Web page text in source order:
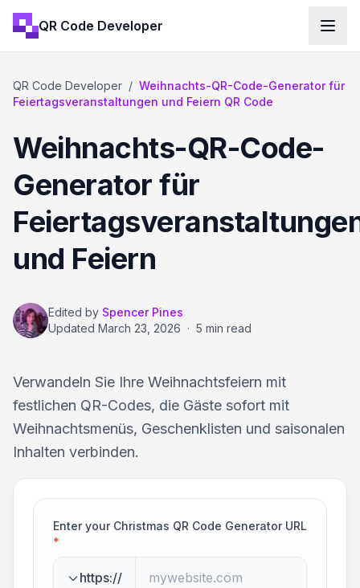
QR Code Developer
QR Code Developer / Weihnachts-QR-Code-Generator für
Feiertagsveranstaltungen und Feiern QR Code
Weihnachts-QR-Code-
Generator für
und Feiern
Edited by Spencer Pines
Updated March 23, 2026 · 5 min read
Verwandeln Sie Ihre Weihnachtsfeiern mit
festlichen QR-Codes, die Gäste sofort mit
Weihnachtsmenüs, Geschenklisten und saisonalen
Inhalten verbinden.
Enter your Christmas QR Code Generator URL
*
https://